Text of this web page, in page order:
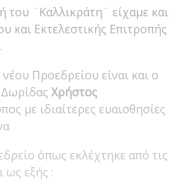
του ¨Καλλικράτη¨ είχαμε και
και Εκτελεστικής Επιτροπής
Προεδρείου είναι και ο
Χρήστος
με ιδιαίτερες ευαισθησίες
όπως εκλέχτηκε από τις
ως εξής :